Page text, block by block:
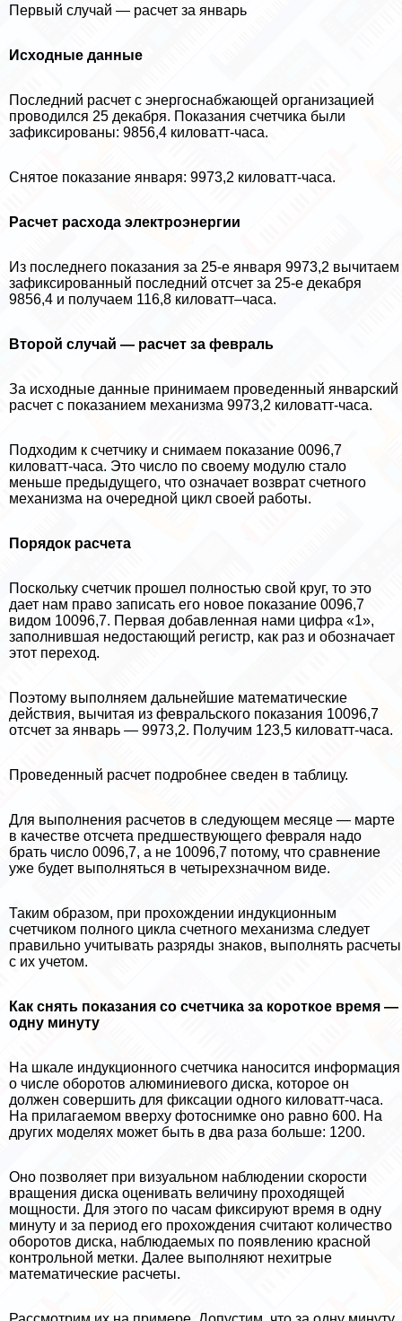
Первый случай — расчет за январь
Исходные данные
Последний расчет с энергоснабжающей организацией
проводился 25 декабря. Показания счетчика были
зафиксированы: 9856,4 киловатт-часа.
Снятое показание января: 9973,2 киловатт-часа.
Расчет расхода электроэнергии
Из последнего показания за 25-е января 9973,2 вычитаем
зафиксированный последний отсчет за 25-е декабря
9856,4 и получаем 116,8 киловатт–часа.
Второй случай — расчет за февраль
За исходные данные принимаем проведенный январский
расчет с показанием механизма 9973,2 киловатт-часа.
Подходим к счетчику и снимаем показание 0096,7
киловатт-часа. Это число по своему модулю стало
меньше предыдущего, что означает возврат счетного
механизма на очередной цикл своей работы.
Порядок расчета
Поскольку счетчик прошел полностью свой круг, то это
дает нам право записать его новое показание 0096,7
видом 10096,7. Первая добавленная нами цифра «1»,
заполнившая недостающий регистр, как раз и обозначает
этот переход.
Поэтому выполняем дальнейшие математические
действия, вычитая из февральского показания 10096,7
отсчет за январь — 9973,2. Получим 123,5 киловатт-часа.
Проведенный расчет подробнее сведен в таблицу.
Для выполнения расчетов в следующем месяце — марте
в качестве отсчета предшествующего февраля надо
брать число 0096,7, а не 10096,7 потому, что сравнение
уже будет выполняться в четырехзначном виде.
Таким образом, при прохождении индукционным
счетчиком полного цикла счетного механизма следует
правильно учитывать разряды знаков, выполнять расчеты
с их учетом.
Как снять показания со счетчика за короткое время —
одну минуту
На шкале индукционного счетчика наносится информация
о числе оборотов алюминиевого диска, которое он
должен совершить для фиксации одного киловатт-часа.
На прилагаемом вверху фотоснимке оно равно 600. На
других моделях может быть в два раза больше: 1200.
Оно позволяет при визуальном наблюдении скорости
вращения диска оценивать величину проходящей
мощности. Для этого по часам фиксируют время в одну
минуту и за период его прохождения считают количество
оборотов диска, наблюдаемых по появлению красной
контрольной метки. Далее выполняют нехитрые
математические расчеты.